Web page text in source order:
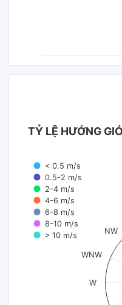
TỶ LỆ HƯỚNG
< 0.5 m/s
0.5-2 m/s
2-4 m/s
4-6 m/s
6-8 m/s
8-10 m/s
> 10 m/s
W
WNW
NW